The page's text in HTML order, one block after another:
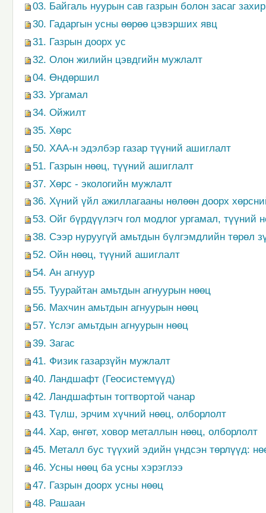
03. Байгаль нуурын сав газрын болон засаг
30. Гадаргын усны өөрөө цэвэрших явц
31. Газрын доорх ус
32. Олон жилийн цэвдгийн мужлалт
04. Өндөршил
33. Ургамал
34. Ойжилт
35. Хөрс
50. ХАА-н эдэлбэр газар түүний ашиглалт
51. Газрын нөөц, түүний ашиглалт
37. Хөрс - экологийн мужлалт
36. Хүний үйл ажиллагааны нөлөөн доорх
53. Ойг бүрдүүлэгч гол модлог ургамал, түүний
38. Сээр нуруугүй амьтдын бүлгэмдлийн төрөл
52. Ойн нөөц, түүний ашиглалт
54. Ан агнуур
55. Туурайтан амьтдын агнуурын нөөц
56. Махчин амьтдын агнуурын нөөц
57. Үслэг амьтдын агнуурын нөөц
39. Загас
41. Физик газарзүйн мужлалт
40. Ландшафт (Геосистемүүд)
42. Ландшафтын тогтвортой чанар
43. Түлш, эрчим хүчний нөөц, олборлолт
44. Хар, өнгөт, ховор металлын нөөц, олборлолт
45. Металл бус түүхий эдийн үндсэн төрлүүд:
46. Усны нөөц ба усны хэрэглээ
47. Газрын доорх усны нөөц
48. Рашаан